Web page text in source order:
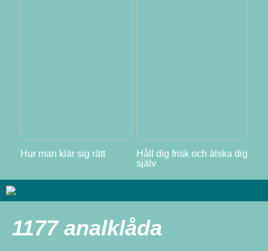
Hur man klär sig rätt
Håll dig frisk och älska dig
själv
1177 analklåda